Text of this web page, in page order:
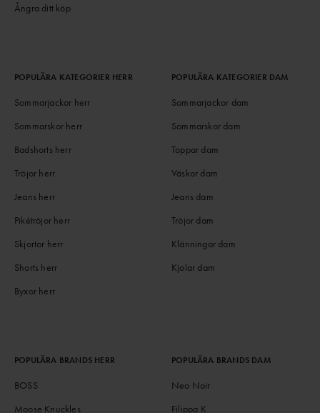
Ångra ditt köp
POPULÄRA KATEGORIER HERR
Sommarjackor herr
Sommarskor herr
Badshorts herr
Tröjor herr
Jeans herr
Pikétröjor herr
Skjortor herr
Shorts herr
Byxor herr
POPULÄRA KATEGORIER DAM
Sommarjackor dam
Sommarskor dam
Toppar dam
Väskor dam
Jeans dam
Tröjor dam
Klänningar dam
Kjolar dam
POPULÄRA BRANDS HERR
BOSS
Moose Knuckles
POPULÄRA BRANDS DAM
Neo Noir
Filippa K